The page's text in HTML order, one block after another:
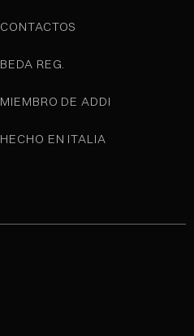
CONTACTOS
BEDA REG.
MIEMBRO DE ADDI
HECHO EN ITALIA